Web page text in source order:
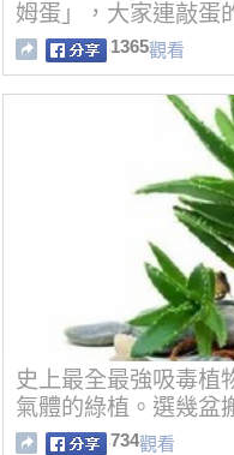
姆蛋」，大家連敲蛋
1365觀看
史上最全最強吸毒植
氣體的綠植。選幾盆
734觀看